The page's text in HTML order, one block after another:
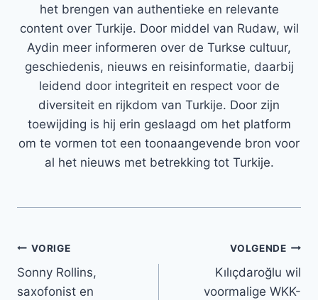
het brengen van authentieke en relevante
content over Turkije. Door middel van Rudaw, wil
Aydin meer informeren over de Turkse cultuur,
geschiedenis, nieuws en reisinformatie, daarbij
leidend door integriteit en respect voor de
diversiteit en rijkdom van Turkije. Door zijn
toewijding is hij erin geslaagd om het platform
om te vormen tot een toonaangevende bron voor
al het nieuws met betrekking tot Turkije.
Bericht
navigatie
VORIGE
Sonny Rollins,
saxofonist en
VOLGENDE
Kılıçdaroğlu wil
voormalige WKK-